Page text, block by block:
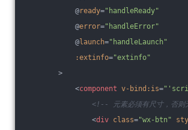
@ready="handleReady"
@error="handleError"
@launch="handleLaunch"
:extinfo="extinfo"
>
<component v-bind:is=
<!-- 元素必须有尺寸，否则
<div class="wx-btn"